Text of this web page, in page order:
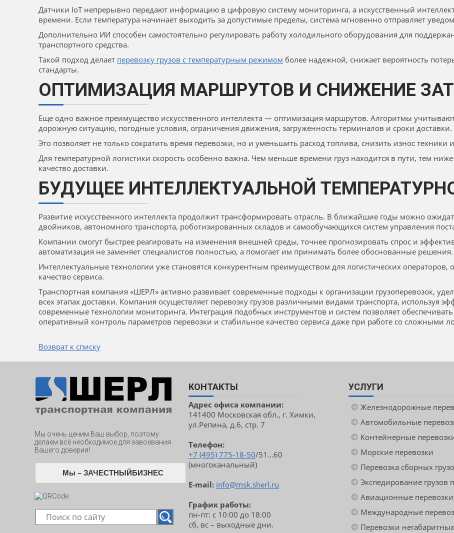
Датчики IoT непрерывно передают информацию в цифровую систему мониторинга, а искусственный
времени. Если температура начинает выходить за допустимые пределы, система мгновенно отправляет
Дополнительно ИИ способен самостоятельно регулировать работу холодильного оборудования для
транспортного средства.
Такой подход делает перевозку грузов с температурным режимом более надежной, снижает вероятность
стандарты.
ОПТИМИЗАЦИЯ МАРШРУТОВ И СНИЖЕНИЕ
Еще одно важное преимущество искусственного интеллекта — оптимизация маршрутов. Алгоритмы
дорожную ситуацию, погодные условия, ограничения движения, загруженность терминалов и сроки доставки.
Это позволяет не только сократить время перевозки, но и уменьшить расход топлива, снизить износ
Для температурной логистики скорость особенно важна. Чем меньше времени груз находится в пути, тем
качество доставки.
БУДУЩЕЕ ИНТЕЛЛЕКТУАЛЬНОЙ
Развитие искусственного интеллекта продолжит трансформировать отрасль. В ближайшие годы можно
двойников, автономного транспорта, роботизированных складов и самообучающихся систем управления
Компании смогут быстрее реагировать на изменения внешней среды, точнее прогнозировать спрос и
автоматизация не заменяет специалистов полностью, а помогает им принимать более обоснованные решения.
Интеллектуальные технологии уже становятся конкурентным преимуществом для логистических
качество сервиса.
Транспортная компания «ШЕРЛ» активно развивает современные подходы к организации грузоперевозок,
всех этапах доставки. Компания осуществляет перевозку грузов различными видами транспорта, используя
современные технологии мониторинга. Интеграция подобных инструментов и систем позволяет
оперативный контроль параметров перевозки и стабильное качество сервиса даже при работе со сложными
Возврат к списку
Мы очень ценим Ваш выбор, поэтому
делаем всё необходимое для завоевания
Вашего доверия!
Мы – ЗАЧЕСТНЫЙБИЗНЕС
КОНТАКТЫ
Адрес офиса компании:
141400 Московская обл., г. Химки,
ул.Репина, д.6, стр. 7
Телефон:
+7 (495) 775-18-50/51...60
(многоканальный)
E-mail: info@msk.sherl.ru
График работы:
пн-пт: с 10:00 до 18:00
сб, вс – выходные дни.
УСЛУГИ
Железнодорожные
Автомобильные
Контейнерные
Морские перевозки
Перевозка сборных
Экспедирование грузов
Авиационные перевозки
Международные
Перевозки